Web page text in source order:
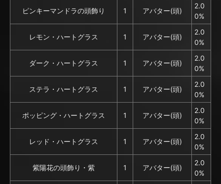
ピンキーマンドラの頭飾り 1 アバター(頭)
2.0
0%
レモン・ハートグラス 1 アバター(頭)
2.0
0%
ダーク・ハートグラス 1 アバター(頭)
2.0
0%
ステラ・ハートグラス 1 アバター(頭)
2.0
0%
ポッピング・ハートグラス 1 アバター(頭)
2.0
0%
レッド・ハートグラス 1 アバター(頭)
2.0
0%
紫陽花の頭飾り・紫 1 アバター(頭)
2.0
0%